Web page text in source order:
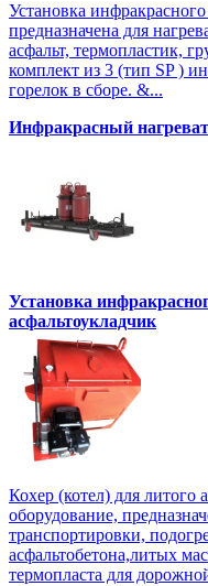
Установка
предназначена для
асфальт, термопластик,
комплект из 3 (тип SP )
горелок в сборе. &...
Инфракрасный
Установка
асфальтоукладчик
Кохер (котел) для литого
оборудование,
транспортировки,
асфальтобетона,литых
термопласта для